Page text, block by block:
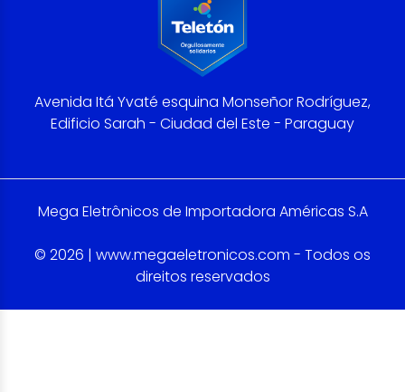
Avenida Itá Yvaté esquina Monseñor Rodríguez,
Edificio Sarah - Ciudad del Este - Paraguay
Mega Eletrônicos de Importadora Américas S.A
© 2026 | www.megaeletronicos.com - Todos os
direitos reservados